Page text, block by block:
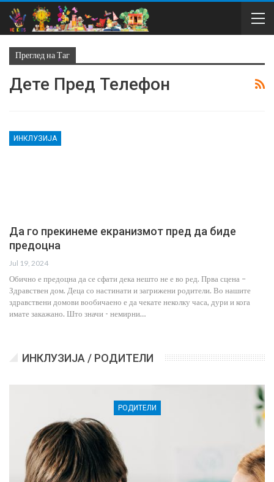
Преглед на Таг
Дете Пред Телефон
ИНКЛУЗИЈА
Да го прекинеме екранизмот пред да биде
предоцна
Jul 19, 2024
Обично е предоцна да се сфати дека нешто не е во ред. Прва сцена –
Здравствен дом. Деца со настинати и загрижени родители. Во нашите
здравствени домови вообичаено е да чекате неколку часа, дури и кога
имате закажано. Што значи - немирни…
ИНКЛУЗИЈА / РОДИТЕЛИ
РОДИТЕЛИ